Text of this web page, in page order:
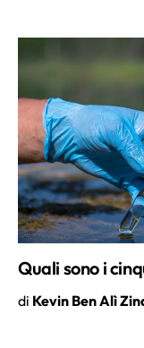
Quali sono i
di Kevin Ben Alì